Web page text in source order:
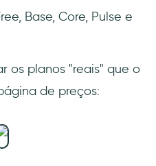
Base, Core, Pulse e
os planos "reais" que o
de preços: